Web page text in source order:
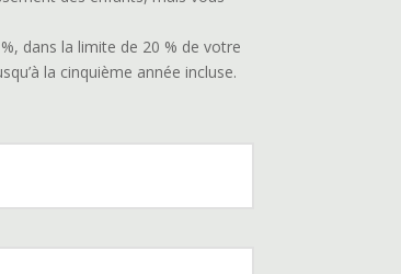
dans la limite de 20 % de votre
la cinquième année incluse.